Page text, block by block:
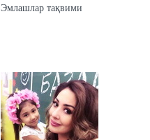
Эмлашлар тақвими